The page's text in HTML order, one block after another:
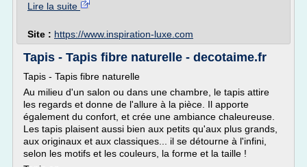
Lire la suite
Site : https://www.inspiration-luxe.com
Tapis - Tapis fibre naturelle - decotaime.fr
Tapis - Tapis fibre naturelle
Au milieu d'un salon ou dans une chambre, le tapis attire
les regards et donne de l'allure à la pièce. Il apporte
également du confort, et crée une ambiance chaleureuse.
Les tapis plaisent aussi bien aux petits qu'aux plus grands,
aux originaux et aux classiques... il se détourne à l'infini,
selon les motifs et les couleurs, la forme et la taille !